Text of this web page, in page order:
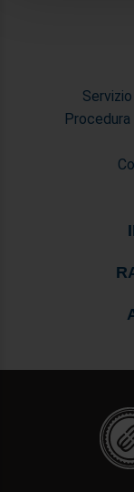
informazioni sul
con altre
raccolto dal suo